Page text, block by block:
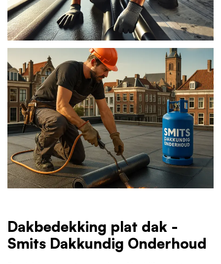
Dakbedekking plat dak -
Smits Dakkundig Onderhoud